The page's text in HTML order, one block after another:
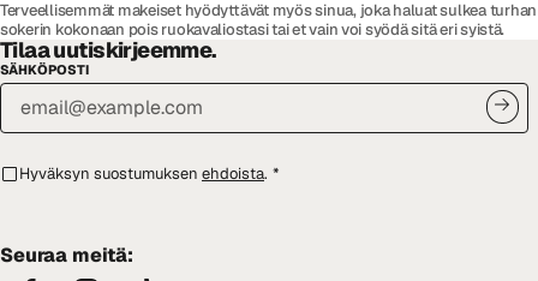
Terveellisemmät makeiset hyödyttävät myös sinua, joka haluat sulkea turhan
sokerin kokonaan pois ruokavaliostasi tai et vain voi syödä sitä eri syistä.
Tilaa uutiskirjeemme.
SÄHKÖPOSTI
Hyväksyn suostumuksen ehdoista. *
Seuraa meitä: